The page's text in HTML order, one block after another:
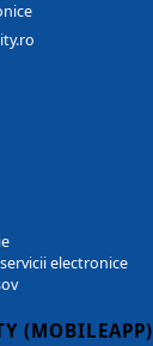
electronice
(MOBILEAPP)